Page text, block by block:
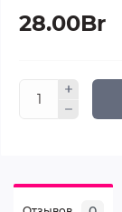
28.00Br